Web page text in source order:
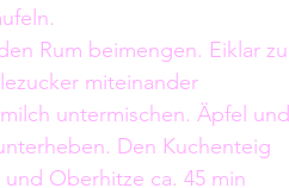
Rum beimengen. Eiklar zu
miteinander
untermischen. Äpfel und
Den Kuchenteig
Oberhitze ca. 45 min